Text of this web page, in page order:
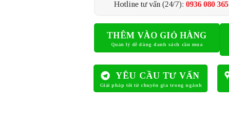
Hotline tư vấn (24/7): 0936 080 365
THÊM VÀO GIỎ HÀNG
YÊU CẦU TƯ VẤN